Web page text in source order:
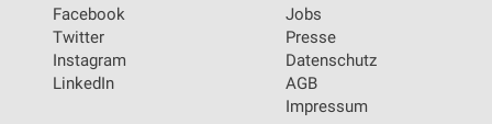
Facebook
Twitter
Instagram
LinkedIn
Jobs
Presse
Datenschutz
AGB
Impressum